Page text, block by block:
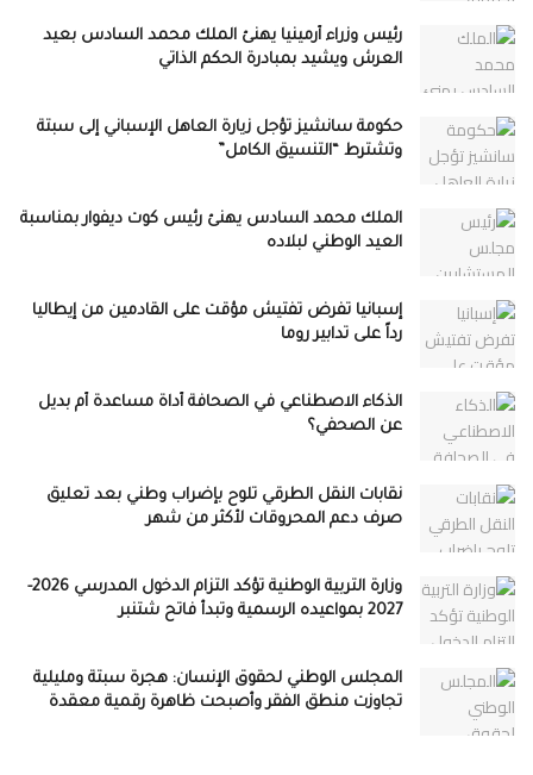
رئيس وزراء أرمينيا يهنئ الملك محمد السادس بعيد
العرش ويشيد بمبادرة الحكم الذاتي
حكومة سانشيز تؤجل زيارة العاهل الإسباني إلى سبتة
وتشترط “التنسيق الكامل”
الملك محمد السادس يهنئ رئيس كوت ديفوار بمناسبة
العيد الوطني لبلاده
إسبانيا تفرض تفتيش مؤقت على القادمين من إيطاليا
رداً على تدابير روما
الذكاء الاصطناعي في الصحافة أداة مساعدة أم بديل
عن الصحفي؟
نقابات النقل الطرقي تلوح بإضراب وطني بعد تعليق
صرف دعم المحروقات لأكثر من شهر
وزارة التربية الوطنية تؤكد التزام الدخول المدرسي 2026-
2027 بمواعيده الرسمية وتبدأ فاتح شتنبر
المجلس الوطني لحقوق الإنسان: هجرة سبتة ومليلية
تجاوزت منطق الفقر وأصبحت ظاهرة رقمية معقدة